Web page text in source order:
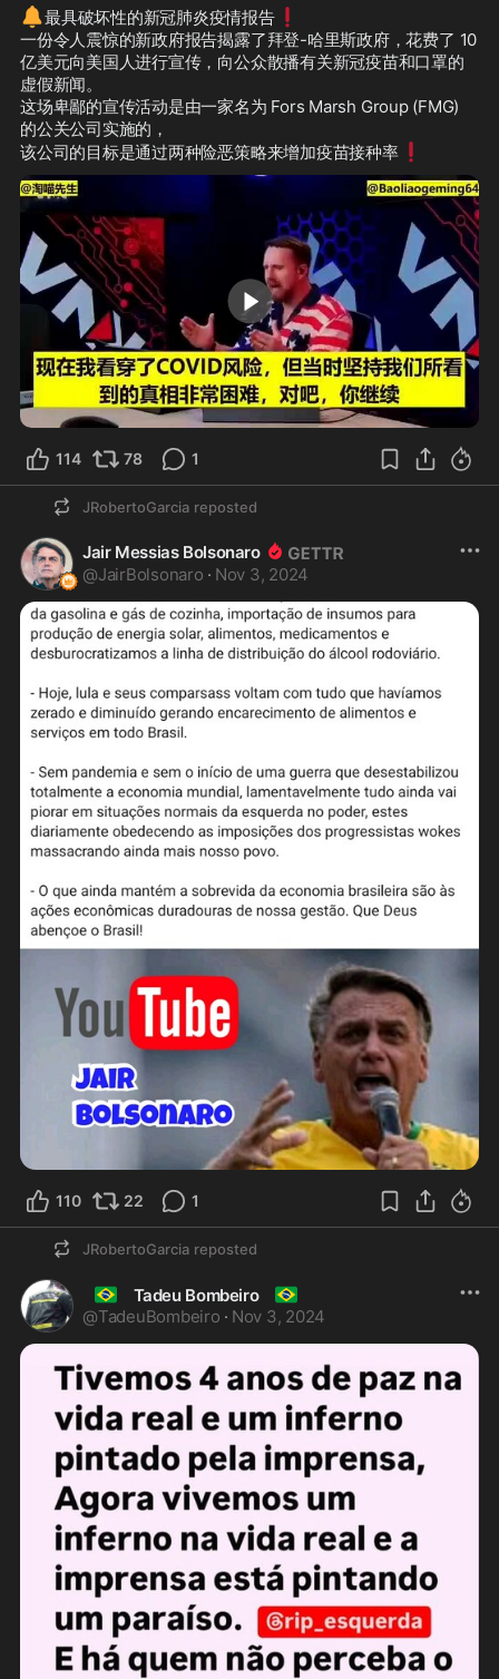
🔔最具破坏性的新冠肺炎疫情报告
一份令人震惊的新政府报告揭露了拜登-哈里斯政府，花费了 10
亿美元向美国人进行宣传，向公众散播有关新冠疫苗和口罩的
虚假新闻。
这场卑鄙的宣传活动是由一家名为 Fors Marsh Group (FMG)
的公关公司实施的，
该公司的目标是通过两种险恶策略来增加疫苗接种率
2:20
114 78 1
JRobertoGarcia reposted
Jair Messias Bolsonaro
@JairBolsonaro · Nov 3, 2024
110 22 1
JRobertoGarcia reposted
🇧🇷 Tadeu Bombeiro 🇧🇷
@TadeuBombeiro · Nov 3, 2024